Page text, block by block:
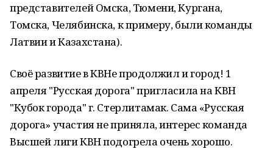
представителей Омска, Тюмени, Кургана,
Томска, Челябинска, к примеру, были команды
Латвии и Казахстана).
Своё развитие в КВНе продолжил и город! 1
апреля "Русская дорога" пригласила на КВН
"Кубок города" г. Стерлитамак. Сама «Русская
дорога» участия не приняла, интерес команда
Высшей лиги КВН подогрела очень хорошо.